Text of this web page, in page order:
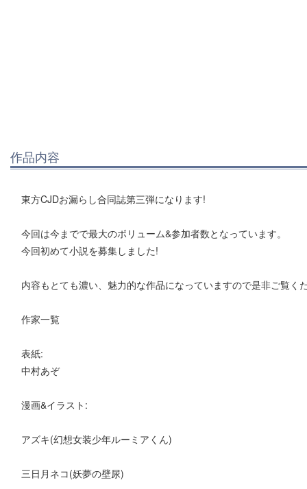
作品内容
東方CJDお漏らし合同誌第三弾になります!
今回は今までで最大のボリューム&参加者数となっています。
今回初めて小説を募集しました!
内容もとても濃い、魅力的な作品になっていますので是非ご覧く
作家一覧
表紙:
中村あぞ
漫画&イラスト:
アズキ(幻想女装少年ルーミアくん)
三日月ネコ(妖夢の壁尿)